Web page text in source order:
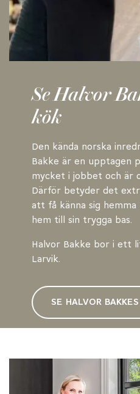
Se Halvor
kök
Den kända norska
Bakke är en upptagen
mycket i jobbet och är
Därför betyder det
att få känna sig
hem till sin trygga bas.
Halvor Bakke bor i ett
Larvik.
SE HALVOR